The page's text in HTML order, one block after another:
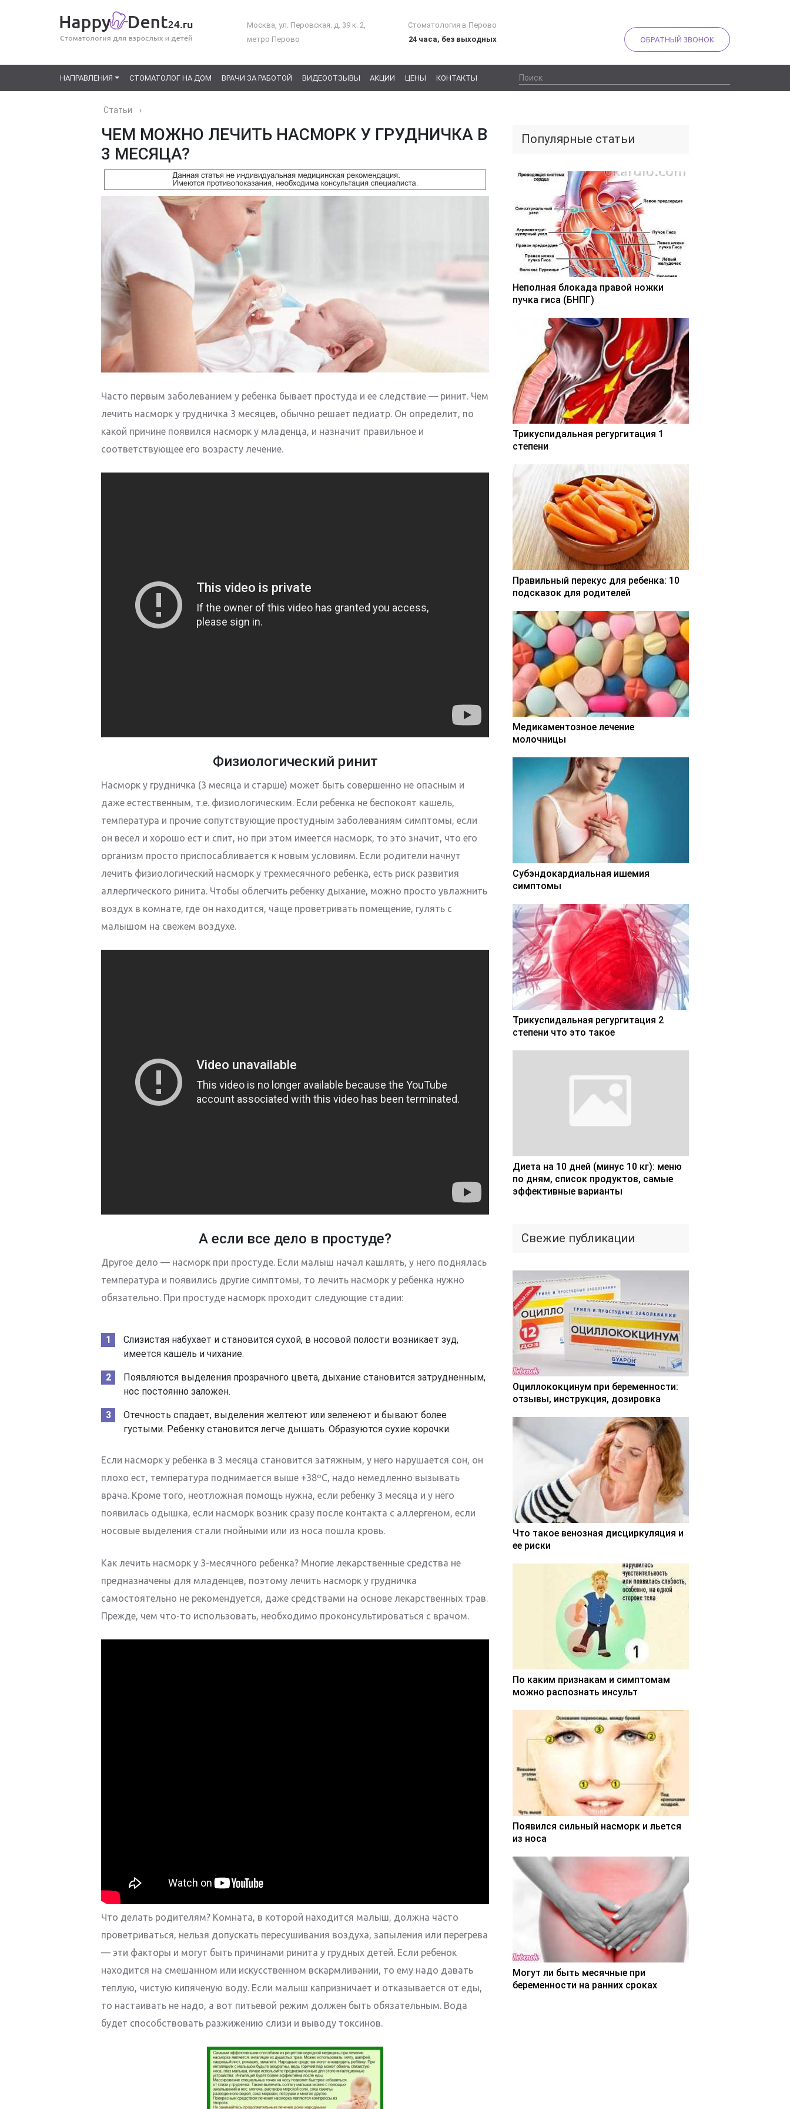
Москва, ул. Перовская. д. 39 к. 2,
метро Перово
Стоматология в Перово
24 часа, без выходных
ОБРАТНЫЙ ЗВОНОК
НАПРАВЛЕНИЯ СТОМАТОЛОГ НА ДОМ ВРАЧИ ЗА РАБОТОЙ ВИДЕООТЗЫВЫ АКЦИИ ЦЕНЫ КОНТАКТЫ
Статьи ›
ЧЕМ МОЖНО ЛЕЧИТЬ НАСМОРК У ГРУДНИЧКА В
3 МЕСЯЦА?
Часто первым заболеванием у ребенка бывает простуда и ее следствие — ринит. Чем
лечить насморк у грудничка 3 месяцев, обычно решает педиатр. Он определит, по
какой причине появился насморк у младенца, и назначит правильное и
соответствующее его возрасту лечение.
Физиологический ринит
Насморк у грудничка (3 месяца и старше) может быть совершенно не опасным и
даже естественным, т.е. физиологическим. Если ребенка не беспокоят кашель,
температура и прочие сопутствующие простудным заболеваниям симптомы, если
он весел и хорошо ест и спит, но при этом имеется насморк, то это значит, что его
организм просто приспосабливается к новым условиям. Если родители начнут
лечить физиологический насморк у трехмесячного ребенка, есть риск развития
аллергического ринита. Чтобы облегчить ребенку дыхание, можно просто увлажнить
воздух в комнате, где он находится, чаще проветривать помещение, гулять с
малышом на свежем воздухе.
А если все дело в простуде?
Другое дело — насморк при простуде. Если малыш начал кашлять, у него поднялась
температура и появились другие симптомы, то лечить насморк у ребенка нужно
обязательно. При простуде насморк проходит следующие стадии:
Слизистая набухает и становится сухой, в носовой полости возникает зуд,
имеется кашель и чихание.
Появляются выделения прозрачного цвета, дыхание становится затрудненным,
нос постоянно заложен.
Отечность спадает, выделения желтеют или зеленеют и бывают более
густыми. Ребенку становится легче дышать. Образуются сухие корочки.
Если насморк у ребенка в 3 месяца становится затяжным, у него нарушается сон, он
плохо ест, температура поднимается выше +38ºС, надо немедленно вызывать
врача. Кроме того, неотложная помощь нужна, если ребенку 3 месяца и у него
появилась одышка, если насморк возник сразу после контакта с аллергеном, если
носовые выделения стали гнойными или из носа пошла кровь.
Как лечить насморк у 3-месячного ребенка? Многие лекарственные средства не
предназначены для младенцев, поэтому лечить насморк у грудничка
самостоятельно не рекомендуется, даже средствами на основе лекарственных трав.
Прежде, чем что-то использовать, необходимо проконсультироваться с врачом.
Что делать родителям? Комната, в которой находится малыш, должна часто
проветриваться, нельзя допускать пересушивания воздуха, запыления или перегрева
— эти факторы и могут быть причинами ринита у грудных детей. Если ребенок
находится на смешанном или искусственном вскармливании, то ему надо давать
теплую, чистую кипяченую воду. Если малыш капризничает и отказывается от еды,
то настаивать не надо, а вот питьевой режим должен быть обязательным. Вода
будет способствовать разжижению слизи и выводу токсинов.
Популярные статьи
Неполная блокада правой ножки
пучка гиса (БНПГ)
Трикуспидальная регургитация 1
степени
Правильный перекус для ребенка: 10
подсказок для родителей
Медикаментозное лечение
молочницы
Субэндокардиальная ишемия
симптомы
Трикуспидальная регургитация 2
степени что это такое
Диета на 10 дней (минус 10 кг): меню
по дням, список продуктов, самые
эффективные варианты
Свежие публикации
Оциллококцинум при беременности:
отзывы, инструкция, дозировка
Что такое венозная дисциркуляция и
ее риски
По каким признакам и симптомам
можно распознать инсульт
Появился сильный насморк и льется
из носа
Могут ли быть месячные при
беременности на ранних сроках